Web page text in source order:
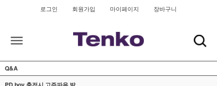
로그인 회원가입 마이페이지 장바구니
Q&A